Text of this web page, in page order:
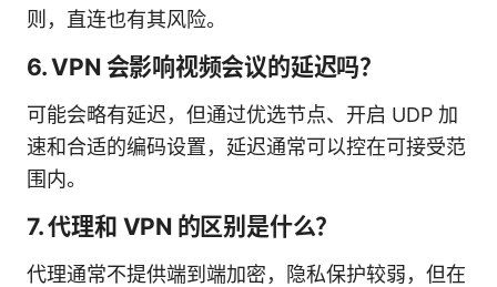
则，直连也有其风险。
6. VPN 会影响视频会议的延迟吗？
可能会略有延迟，但通过优选节点、开启 UDP 加
速和合适的编码设置，延迟通常可以控在可接受范
围内。
7. 代理和 VPN 的区别是什么？
代理通常不提供端到端加密，隐私保护较弱，但在